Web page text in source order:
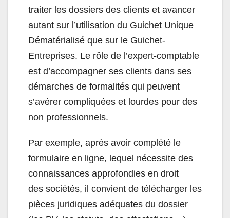
traiter les dossiers des clients et avancer
autant sur l’utilisation du Guichet Unique
Dématérialisé que sur le Guichet-
Entreprises. Le rôle de l’expert-comptable
est d’accompagner ses clients dans ses
démarches de formalités qui peuvent
s’avérer compliquées et lourdes pour des
non professionnels.
Par exemple, après avoir complété le
formulaire en ligne, lequel nécessite des
connaissances approfondies en droit
des sociétés, il convient de télécharger les
pièces juridiques adéquates du dossier